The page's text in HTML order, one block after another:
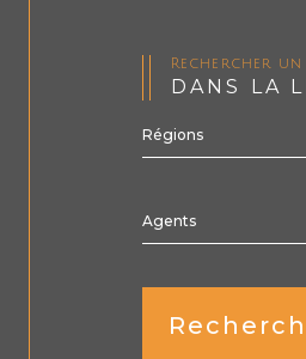
Rechercher
DANS LA
Merci
de
Régions
Agents